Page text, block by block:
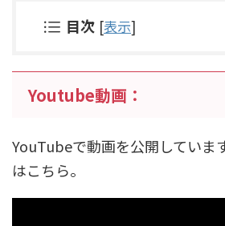
目次 [表示]
Youtube動画：
YouTubeで動画を公開していま
はこちら。